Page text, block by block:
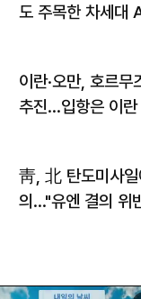
도 주목한 차세대
이란·오만, 호르
추진…입항은 이란
靑, 北 탄도미사일
의…"유엔 결의 위